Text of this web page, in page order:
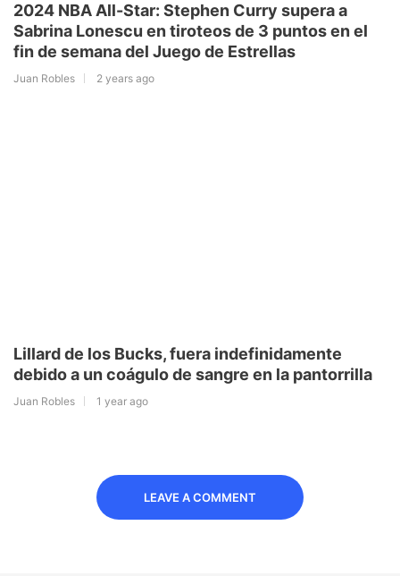
2024 NBA All-Star: Stephen Curry supera a
Sabrina Lonescu en tiroteos de 3 puntos en el
fin de semana del Juego de Estrellas
Juan Robles 2 years ago
Lillard de los Bucks, fuera indefinidamente
debido a un coágulo de sangre en la pantorrilla
Juan Robles 1 year ago
LEAVE A COMMENT